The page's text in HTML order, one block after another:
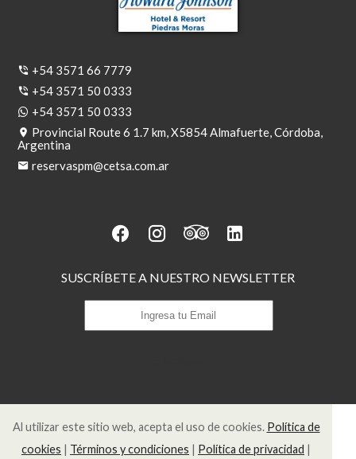
+54 3571 66 7779
+54 3571 50 0333
+54 3571 50 0333
Provincial Route 6 1.7 km, X5854 Almafuerte, Córdoba,
Argentina
reservaspm@cetsa.com.ar
SUSCRÍBETE A NUESTRO NEWSLETTER
Al utilizar este sitio web, acepta el uso de cookies. Política de
cookies | Términos y condiciones | Política de privacidad |